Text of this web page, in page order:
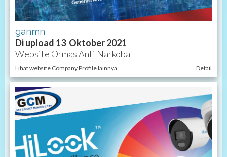
ganmn
Di upload 13 Oktober 2021
Website Ormas Anti Narkoba
Lihat website Company Profile lainnya Detail